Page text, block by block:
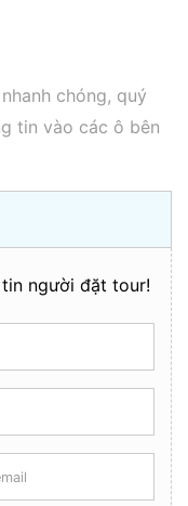
chóng, quý
tin vào các ô bên
người đặt tour!